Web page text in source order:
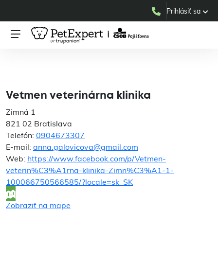
Prihlásiť sa
Vetmen veterinárna klinika
Zimná 1
821 02 Bratislava
Telefón: 0904673307
E-mail: anna.galovicova@gmail.com
Web: https://www.facebook.com/p/Vetmen-
veterin%C3%A1rna-klinika-Zimn%C3%A1-1-
100066750566585/?locale=sk_SK
Zobraziť na mape